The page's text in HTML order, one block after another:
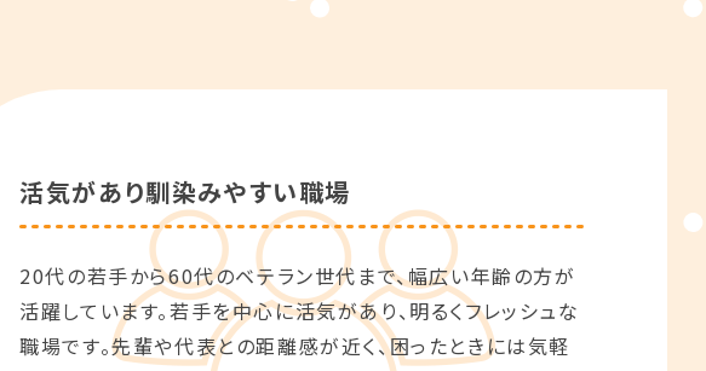
活気があり馴染みやすい職場
20代の若手から60代のベテラン世代まで、幅広い年齢の方が
活躍しています。若手を中心に活気があり、明るくフレッシュな
職場です。先輩や代表との距離感が近く、困ったときには気軽